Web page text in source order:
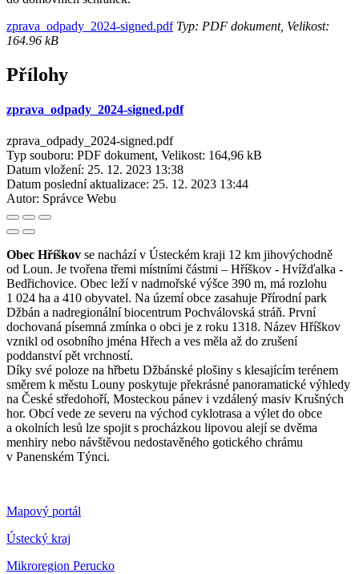
zprava_odpady_2024-signed.pdfTyp: PDF dokument, Velikost:
164.96 kB
Přílohy
zprava_odpady_2024-signed.pdf
zprava_odpady_2024-signed.pdf
Typ souboru: PDF dokument, Velikost: 164,96 kB
Datum vložení: 25. 12. 2023 13:38
Datum poslední aktualizace: 25. 12. 2023 13:44
Autor: Správce Webu
Obec Hříškov se nachází v Ústeckém kraji 12 km jihovýchodně
od Loun. Je tvořena třemi místními částmi – Hříškov - Hvížďalka -
Bedřichovice. Obec leží v nadmořské výšce 390 m, má rozlohu
1 024 ha a 410 obyvatel. Na území obce zasahuje Přírodní park
Džbán a nadregionální biocentrum Pochválovská stráň. První
dochovaná písemná zmínka o obci je z roku 1318. Název Hříškov
vznikl od osobního jména Hřech a ves měla až do zrušení
poddanství pět vrchností.
Díky své poloze na hřbetu Džbánské plošiny s klesajícím terénem
směrem k městu Louny poskytuje překrásné panoramatické výhledy
na České středohoří, Mosteckou pánev i vzdálený masiv Krušných
hor. Obcí vede ze severu na východ cyklotrasa a výlet do obce
a okolních lesů lze spojit s procházkou lipovou alejí se dvěma
menhiry nebo návštěvou nedostavěného gotického chrámu
v Panenském Týnci.
Mapový portál
Ústecký kraj
Mikroregion Perucko